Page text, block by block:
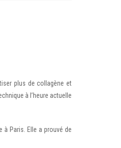
plus de collagène et
à l’heure actuelle
à Paris. Elle a prouvé de